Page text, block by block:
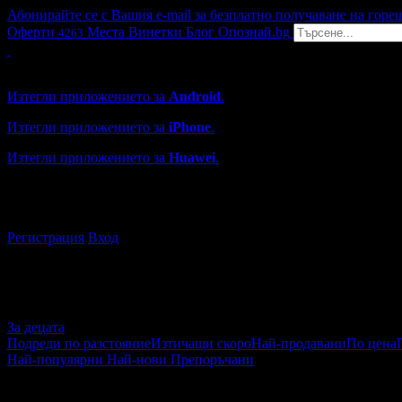
Абонирайте се с Вашия e-mail за безплатно получаване на
Оферти 4263 Места Винетки Блог Опознай.bg
Изтегли приложението за Android.
Изтегли приложението за iPhone.
Изтегли приложението за Huawei.
Регистрация Вход
За децата
Подреди по разстояниеИзтичащи скороНай-продаваниПо цена
Най-популярни Най-нови Препоръчани